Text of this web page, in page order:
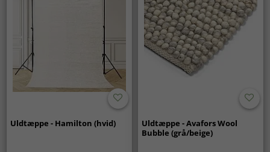
Uldtæppe - Hamilton (hvid)
Uldtæppe - Avafors Wool
Bubble (grå/beige)